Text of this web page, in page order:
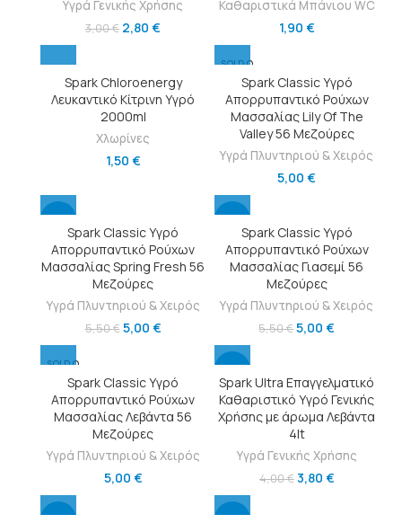
Υγρά Γενικής Χρήσης
3,00€ 2,80 €
Καθαριστικά Μπάνιου WC
1,90 €
Spark Chloroenergy
Λευκαντικό Κίτρινη Υγρό
2000ml
Χλωρίνες
1,50 €
SOLD O
Spark Classic Υγρό
Απορρυπαντικό Ρούχων
Μασσαλίας Lily Of The
Valley 56 Μεζούρες
Υγρά Πλυντηριού & Χειρός
5,00€
SOLD O
UT
HOT
Spark Classic Υγρό
Απορρυπαντικό Ρούχων
Μασσαλίας Spring Fresh 56
Μεζούρες
Υγρά Πλυντηριού & Χειρός
5,50€ 5,00 €
SOLD O
UT
Spark Classic Υγρό
Απορρυπαντικό Ρούχων
Μασσαλίας Γιασεμί 56
Μεζούρες
Υγρά Πλυντηριού & Χειρός
5,50€5,00€
SOLD O
Spark Classic Υγρό
Απορρυπαντικό Ρούχων
Μασσαλίας Λεβάντα 56
Μεζούρες
Υγρά Πλυντηριού & Χειρός
5,00 €
Spark Ultra Επαγγελματικό
Καθαριστικό Υγρό Γενικής
Χρήσης με άρωμα Λεβάντα
4lt
Υγρά Γενικής Χρήσης
4,00€3,80 €